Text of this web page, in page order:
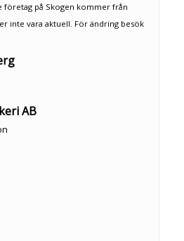
på Skogen kommer från
inte vara aktuell. För ändring besök
AB